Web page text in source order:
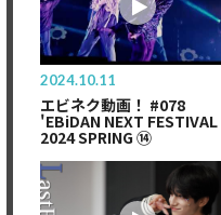
2024.10.11
エビネク動画！ #078
'EBiDAN NEXT FESTIVAL
2024 SPRING ⑭